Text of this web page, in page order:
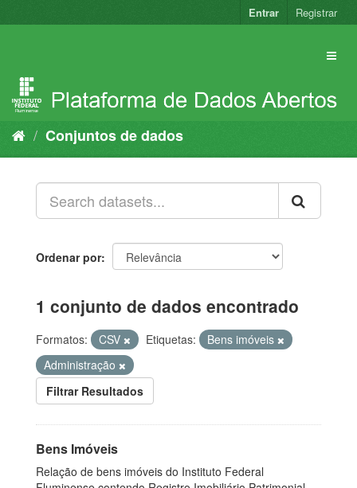
para
Entrar Registrar
Conjuntos de dados
Ordenar por
1 conjunto de dados encontrado
Formatos: CSV Etiquetas:
Bens imóveis
Administração
Filtrar Resultados
Bens Imóveis
Relação de bens imóveis do Instituto Federal